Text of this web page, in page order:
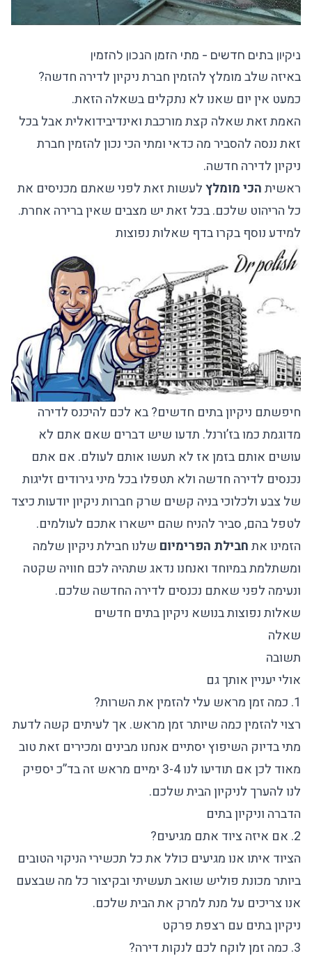
ניקיון בתים חדשים - מתי הזמן הנכון להזמין
באיזה שלב מומלץ להזמין חברת ניקיון לדירה חדשה?
כמעט אין יום שאנו לא נתקלים בשאלה הזאת.
האמת זאת שאלה קצת מורכבת ואינדיבידואלית אבל בכל
זאת ננסה להסביר מה כדאי ומתי הכי נכון להזמין חברת
ניקיון לדירה חדשה.
ראשיתהכי מומלץלעשות זאת לפני שאתם מכניסים את
כל הריהוט שלכם. בכל זאת יש מצבים שאין ברירה אחרת.
למידע נוסף בקרו בדף שאלות נפוצות
חיפשתם ניקיון בתים חדשים? בא לכם להיכנס לדירה
מדוגמת כמו בז’ורנל. תדעו שיש דברים שאם אתם לא
עושים אותם בזמן אז לא תעשו אותם לעולם. אם אתם
נכנסים לדירה חדשה ולא תטפלו בכל מיני גירודים זליגות
של צבע ולכלוכי בניה קשים שרק חברות ניקיון יודעות כיצד
לטפל בהם, סביר להניח שהם יישארו אתכם לעולמים.
הזמינו אתחבילת הפרימיום שלנו חבילת ניקיון שלמה
ומשתלמת במיוחד ואנחנו נדאג שתהיה לכם חוויה שקטה
ונעימה לפני שאתם נכנסים לדירה החדשה שלכם.
שאלות נפוצות בנושא ניקיון בתים חדשים
שאלה
תשובה
אולי יעניין אותך גם
1. כמה זמן מראש עלי להזמין את השרות?
רצוי להזמין כמה שיותר זמן מראש. אך לעיתים קשה לדעת
מתי בדיוק השיפוץ יסתיים אנחנו מבינים ומכירים זאת טוב
מאוד לכן אם תודיעו לנו 3-4 ימיים מראש זה בד”כ יספיק
לנו להערך לניקיון הבית שלכם.
הדברה וניקיון בתים
2. אם איזה ציוד אתם מגיעים?
הציוד איתו אנו מגיעים כולל את כל תכשירי הניקוי הטובים
ביותר מכונת פוליש שואב תעשיתי ובקיצור כל מה שבצעם
אנו צריכים על מנת למרק את הבית שלכם.
ניקיון בתים עם רצפת פרקט
3. כמה זמן לוקח לכם לנקות דירה?